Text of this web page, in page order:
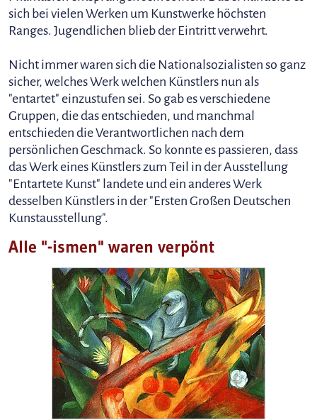
sich bei vielen Werken um Kunstwerke höchsten
Ranges. Jugendlichen blieb der Eintritt verwehrt.
Nicht immer waren sich die Nationalsozialisten so ganz
sicher, welches Werk welchen Künstlers nun als
"entartet" einzustufen sei. So gab es verschiedene
Gruppen, die das entschieden, und manchmal
entschieden die Verantwortlichen nach dem
persönlichen Geschmack. So konnte es passieren, dass
das Werk eines Künstlers zum Teil in der Ausstellung
"Entartete Kunst" landete und ein anderes Werk
desselben Künstlers in der "Ersten Großen Deutschen
Kunstausstellung".
Alle "-ismen" waren verpönt